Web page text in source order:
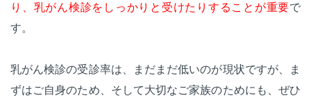
り、乳がん検診をしっかりと受けたりすることが重要で
す。
乳がん検診の受診率は、まだまだ低いのが現状ですが、ま
ずはご自身のため、そして大切なご家族のためにも、ぜひ